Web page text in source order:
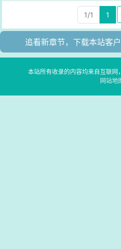
1/1 1
追看新章节，下载本站客
本站所有收录的内容均来自互联网
网站地